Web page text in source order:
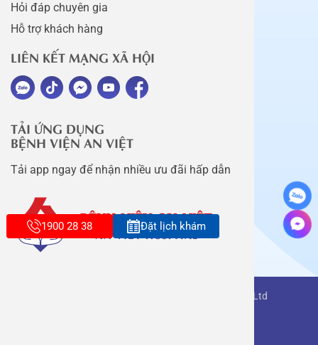
Hỏi đáp chuyên gia
Hỗ trợ khách hàng
LIÊN KẾT MẠNG XÃ HỘI
TẢI ỨNG DỤNG
BỆNH VIỆN AN VIỆT
Tải app ngay để nhận nhiều ưu đãi hấp dẫn
Copyright belongs to An Viet Thang Long Co., Ltd
1900 28 38 Đặt lịch khám